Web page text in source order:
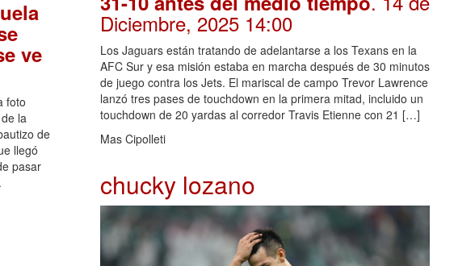
ve
foto
la
de
llegó
pasar
Diciembre, 2025 14:00
Los Jaguars están tratando de adelantarse a los Texans en la
AFC Sur y esa misión estaba en marcha después de 30 minutos
de juego contra los Jets. El mariscal de campo Trevor Lawrence
lanzó tres pases de touchdown en la primera mitad, incluido un
touchdown de 20 yardas al corredor Travis Etienne con 21 […]
Mas Cipolleti
chucky lozano